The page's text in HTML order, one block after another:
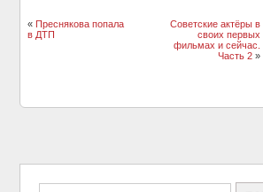
«Преснякова попала
в ДТП
Советские актёры в
своих первых
фильмах и сейчас.
Часть 2»